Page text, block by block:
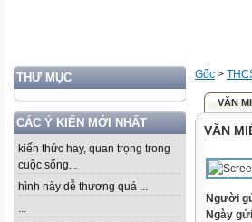
THƯ MỤC
CÁC Ý KIẾN MỚI NHẤT
kiến thức hay, quan trọng trong
cuộc sống...
hình này dễ thương quá ...
...
Gốc >
VĂN
VĂN
Người
Ngày